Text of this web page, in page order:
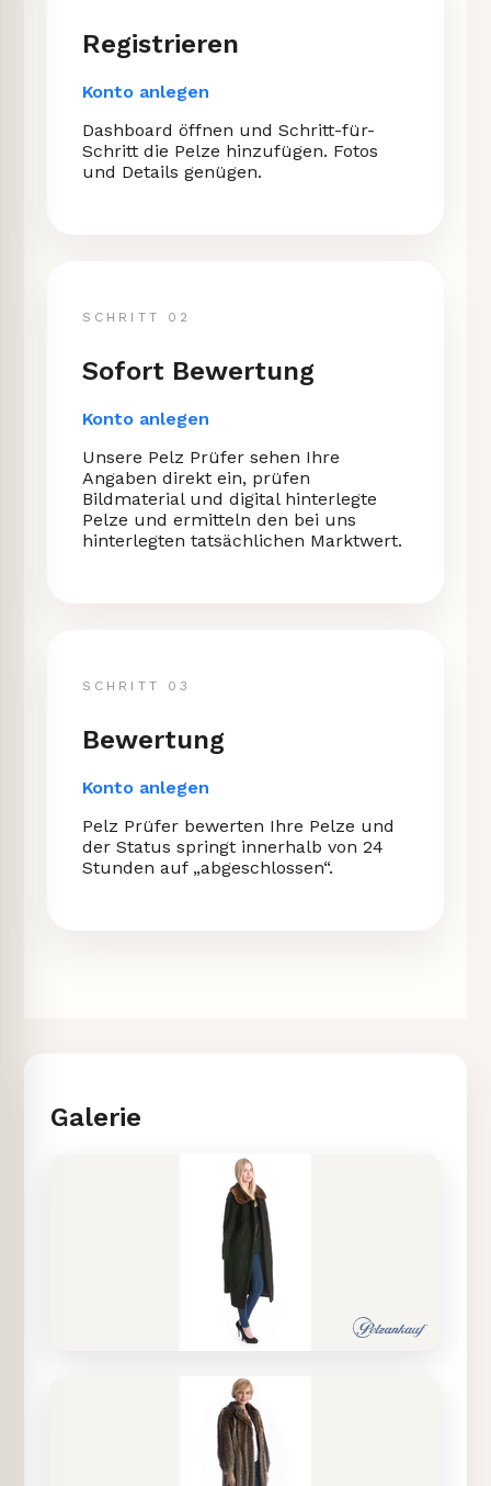
Registrieren
Konto anlegen
Dashboard öffnen und Schritt-für-
Schritt die Pelze hinzufügen. Fotos
und Details genügen.
SCHRITT 02
Sofort Bewertung
Konto anlegen
Unsere Pelz Prüfer sehen Ihre
Angaben direkt ein, prüfen
Bildmaterial und digital hinterlegte
Pelze und ermitteln den bei uns
hinterlegten tatsächlichen Marktwert.
SCHRITT 03
Bewertung
Konto anlegen
Pelz Prüfer bewerten Ihre Pelze und
der Status springt innerhalb von 24
Stunden auf „abgeschlossen“.
Galerie